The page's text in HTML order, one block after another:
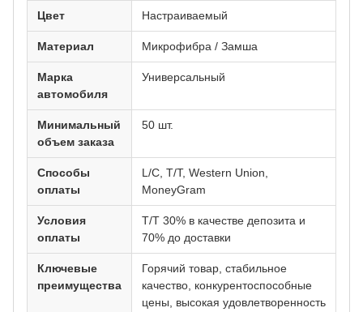
Цвет Настраиваемый
Материал Микрофибра / Замша
Марка
автомобиля
Универсальный
Минимальный
объем заказа
50 шт.
Способы
оплаты
L/C, T/T, Western Union,
MoneyGram
Условия
оплаты
T/T 30% в качестве депозита и
70% до доставки
Ключевые
преимущества
Горячий товар, стабильное
качество, конкурентоспособные
цены, высокая удовлетворенность